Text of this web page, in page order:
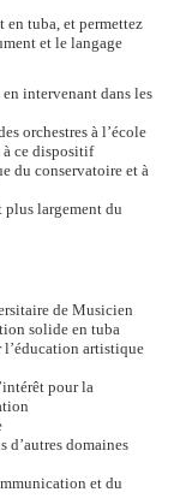
en tuba, et permettez
et le langage
intervenant dans les
orchestres à l’école
à ce dispositif
du conservatoire et à
plus largement du
de Musicien
solide en tuba
l’éducation artistique
pour la
d’autres domaines
et du